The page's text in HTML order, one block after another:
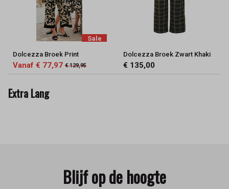
Sale
Dolcezza Broek Print
Vanaf € 77,97 € 129,95
Dolcezza Broek Zwart Khaki
€ 135,00
Extra Lang
Blijf op de hoogte